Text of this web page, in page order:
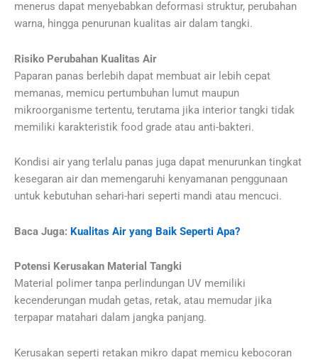
menerus dapat menyebabkan deformasi struktur, perubahan
warna, hingga penurunan kualitas air dalam tangki.
Risiko Perubahan Kualitas Air
Paparan panas berlebih dapat membuat air lebih cepat
memanas, memicu pertumbuhan lumut maupun
mikroorganisme tertentu, terutama jika interior tangki tidak
memiliki karakteristik food grade atau anti-bakteri.
Kondisi air yang terlalu panas juga dapat menurunkan tingkat
kesegaran air dan memengaruhi kenyamanan penggunaan
untuk kebutuhan sehari-hari seperti mandi atau mencuci.
Baca Juga: Kualitas Air yang Baik Seperti Apa?
Potensi Kerusakan Material Tangki
Material polimer tanpa perlindungan UV memiliki
kecenderungan mudah getas, retak, atau memudar jika
terpapar matahari dalam jangka panjang.
Kerusakan seperti retakan mikro dapat memicu kebocoran